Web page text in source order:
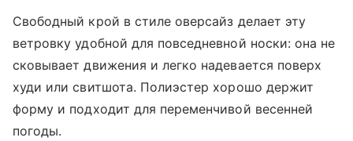
Свободный крой в стиле оверсайз делает эту
ветровку удобной для повседневной носки: она не
сковывает движения и легко надевается поверх
худи или свитшота. Полиэстер хорошо держит
форму и подходит для переменчивой весенней
погоды.